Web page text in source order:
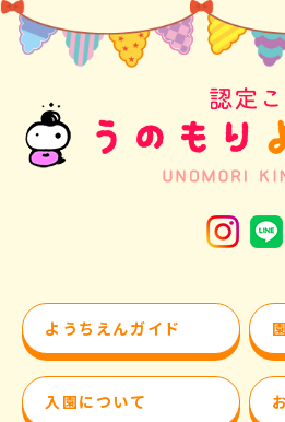
ようちえんガイド
入園について